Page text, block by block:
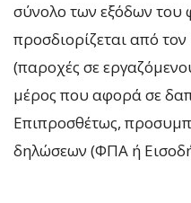
σύνολο των εξόδων του
προσδιορίζεται από
(παροχές σε
μέρος που αφορά σε
Επιπροσθέτως,
δηλώσεων (ΦΠΑ ή